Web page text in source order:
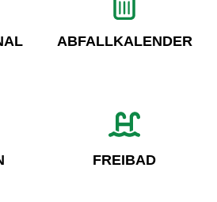
ABFALLKALENDER
FREIBAD